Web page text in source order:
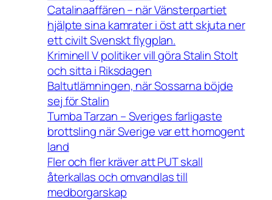
Catalinaaffären – när Vänsterpartiet
hjälpte sina kamrater i öst att skjuta ner
ett civilt Svenskt flygplan.
Kriminell V politiker vill göra Stalin Stolt
och sitta i Riksdagen
Baltutlämningen, när Sossarna böjde
sej för Stalin
Tumba Tarzan – Sveriges farligaste
brottsling när Sverige var ett homogent
land
Fler och fler kräver att PUT skall
återkallas och omvandlas till
medborgarskap